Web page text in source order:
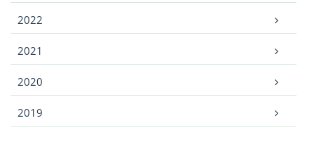
2022
2021
2020
2019